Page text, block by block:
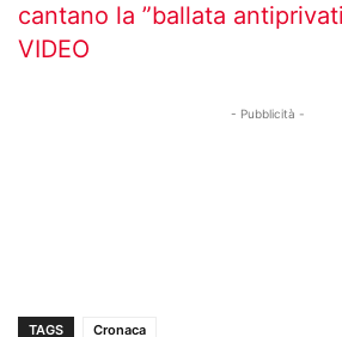
cantano la ”ballata
VIDEO
- Pubblicità -
TAGS Cronaca